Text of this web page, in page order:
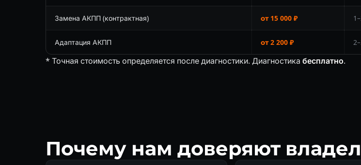
Замена АКПП (контрактная) от 15 000 ₽
Адаптация АКПП от 2 200 ₽
* Точная стоимость определяется после диагностики. Диагностика бесплатно.
Почему нам доверяют